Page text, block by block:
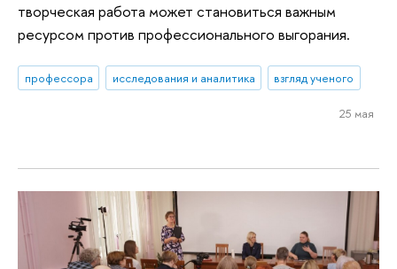
творческая работа может становиться важным
ресурсом против профессионального выгорания.
профессора исследования и аналитика взгляд ученого
25 мая